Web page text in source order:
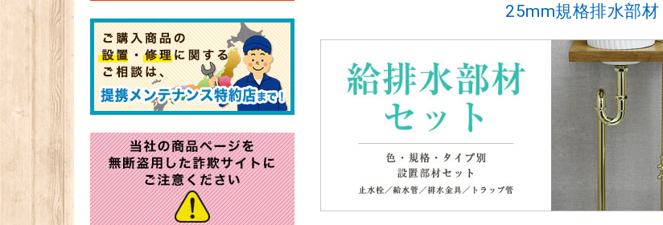
25mm規格排水部材